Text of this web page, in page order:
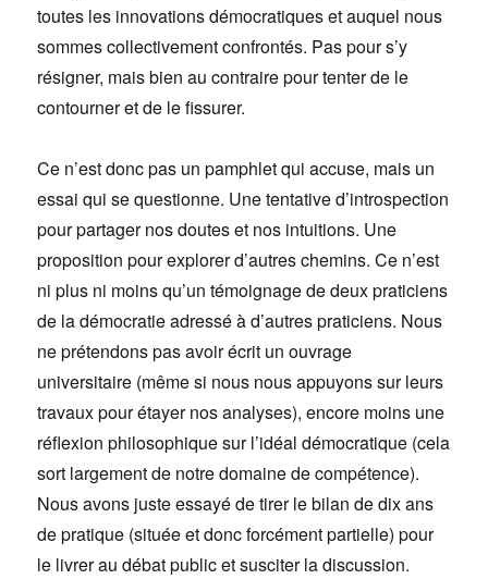
toutes les innovations démocratiques et auquel nous
sommes collectivement confrontés. Pas pour s’y
résigner, mais bien au contraire pour tenter de le
contourner et de le fissurer.
Ce n’est donc pas un pamphlet qui accuse, mais un
essai qui se questionne. Une tentative d’introspection
pour partager nos doutes et nos intuitions. Une
proposition pour explorer d’autres chemins. Ce n’est
ni plus ni moins qu’un témoignage de deux praticiens
de la démocratie adressé à d’autres praticiens. Nous
ne prétendons pas avoir écrit un ouvrage
universitaire (même si nous nous appuyons sur leurs
travaux pour étayer nos analyses), encore moins une
réflexion philosophique sur l’idéal démocratique (cela
sort largement de notre domaine de compétence).
Nous avons juste essayé de tirer le bilan de dix ans
de pratique (située et donc forcément partielle) pour
le livrer au débat public et susciter la discussion.